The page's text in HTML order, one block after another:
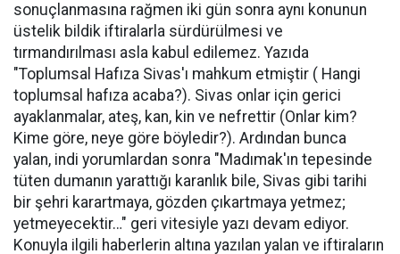
sonuçlanmasına rağmen iki gün sonra aynı konunun
üstelik bildik iftiralarla sürdürülmesi ve
tırmandırılması asla kabul edilemez. Yazıda
"Toplumsal Hafıza Sivas'ı mahkum etmiştir ( Hangi
toplumsal hafıza acaba?). Sivas onlar için gerici
ayaklanmalar, ateş, kan, kin ve nefrettir (Onlar kim?
Kime göre, neye göre böyledir?). Ardından bunca
yalan, indi yorumlardan sonra "Madımak'ın tepesinde
tüten dumanın yarattığı karanlık bile, Sivas gibi tarihi
bir şehri karartmaya, gözden çıkartmaya yetmez;
yetmeyecektir…" geri vitesiyle yazı devam ediyor.
Konuyla ilgili haberlerin altına yazılan yalan ve iftiraların